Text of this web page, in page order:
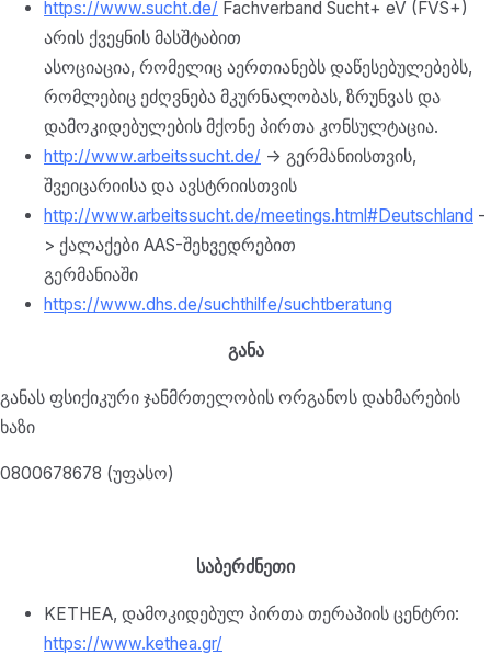
https://www.sucht.de/ Fachverband Sucht+ eV (FVS+)
არის ქვეყნის მასშტაბით
ასოციაცია, რომელიც აერთიანებს დაწესებულებებს,
რომლებიც ეძღვნება მკურნალობას, ზრუნვას და
დამოკიდებულების მქონე პირთა კონსულტაცია.
http://www.arbeitssucht.de/ -> გერმანიისთვის,
შვეიცარიისა და ავსტრიისთვის
http://www.arbeitssucht.de/meetings.html#Deutschland -
> ქალაქები AAS-შეხვედრებით
გერმანიაში
https://www.dhs.de/suchthilfe/suchtberatung
განა
განას ფსიქიკური ჯანმრთელობის ორგანოს დახმარების
ხაზი
0800678678 (უფასო)
საბერძნეთი
KETHEA, დამოკიდებულ პირთა თერაპიის ცენტრი:
https://www.kethea.gr/